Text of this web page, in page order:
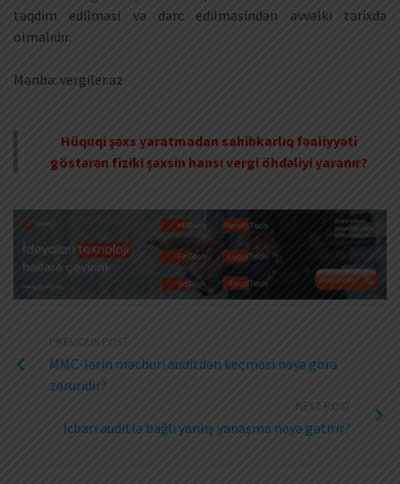
təqdim edilməsi və dərc edilməsindən əvvəlki tarixdə
olmalıdır.
Mənbə: vergiler.az
Hüquqi şəxs yaratmadan sahibkarlıq fəaliyyəti
göstərən fiziki şəxsin hansı vergi öhdəliyi yaranır?
PREVIOUS POST
MMC-lərin məcburi auditdən keçməsi nəyə görə
zəruridir?
NEXT POST
İcbari auditlə bağlı yanlış yanaşma nəyə gətirir?